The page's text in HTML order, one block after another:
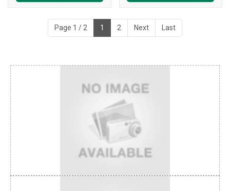
Page 1 / 2 1 2 Next Last